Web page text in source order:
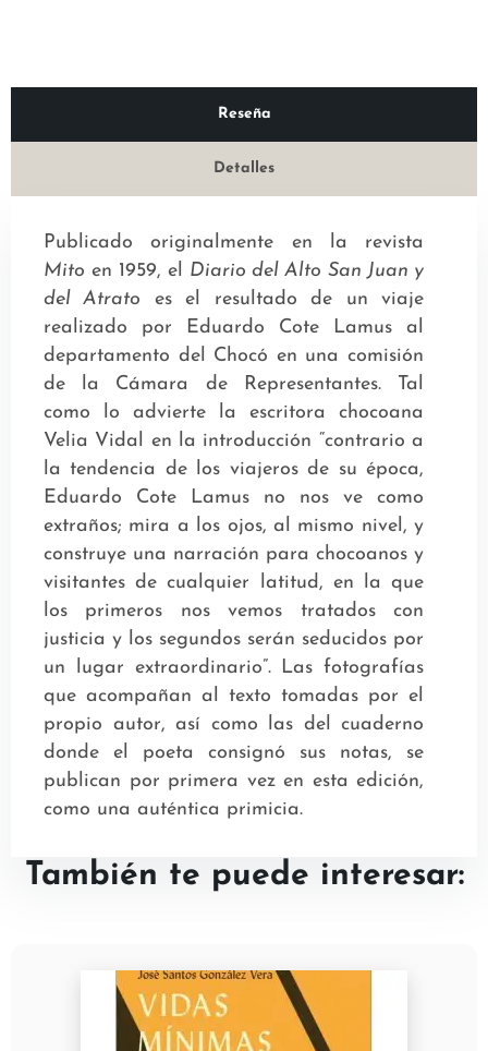
Reseña
Detalles
Publicado originalmente en la revista
Mito en 1959, el Diario del Alto San Juan y
del Atrato es el resultado de un viaje
realizado por Eduardo Cote Lamus al
departamento del Chocó en una comisión
de la Cámara de Representantes. Tal
como lo advierte la escritora chocoana
Velia Vidal en la introducción “contrario a
la tendencia de los viajeros de su época,
Eduardo Cote Lamus no nos ve como
extraños; mira a los ojos, al mismo nivel, y
construye una narración para chocoanos y
visitantes de cualquier latitud, en la que
los primeros nos vemos tratados con
justicia y los segundos serán seducidos por
un lugar extraordinario”. Las fotografías
que acompañan al texto tomadas por el
propio autor, así como las del cuaderno
donde el poeta consignó sus notas, se
publican por primera vez en esta edición,
como una auténtica primicia.
También te puede interesar: